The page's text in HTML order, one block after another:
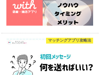
マッチングアプリ攻略法